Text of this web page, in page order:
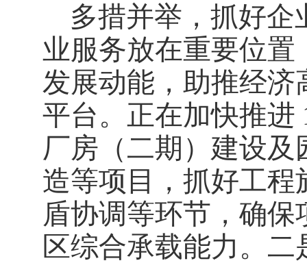
多措并举，抓好
业服务放在重要位
发展动能，助推经
平台。正在加快推进
厂房（二期）建设
造等项目，抓好工
盾协调等环节，确
区综合承载能力。